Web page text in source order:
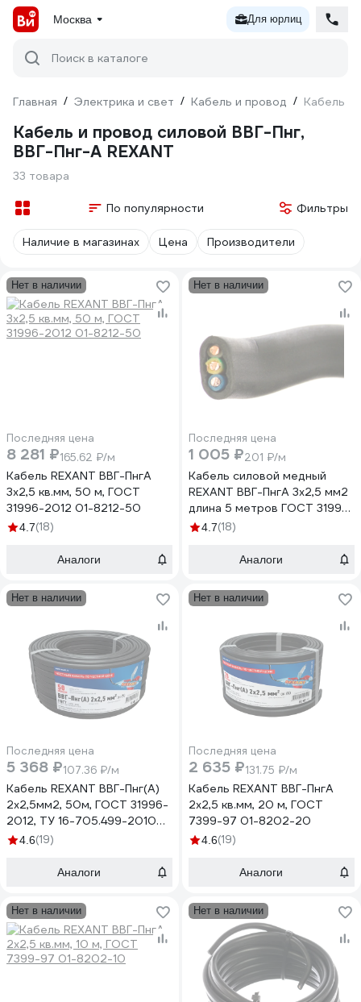
Москва Для юрлиц
Поиск в каталоге
Главная / Электрика и свет / Кабель и провод / Кабель и
Кабель и провод силовой ВВГ-Пнг,
ВВГ-Пнг-А REXANT
33 товара
По популярности Фильтры
Наличие в магазинах Цена Производители
Нет в наличии
Последняя цена
8 281 ₽165.62 ₽/м
Кабель REXANT ВВГ-ПнгА
3x2,5 кв.мм, 50 м, ГОСТ
31996-2012 01-8212-50
4.7(18)
Аналоги
Нет в наличии
Последняя цена
1 005 ₽201 ₽/м
Кабель силовой медный
REXANT ВВГ-ПнгА 3x2,5 мм2
длина 5 метров ГОСТ 31996-
2012 ТУ 16-705.499-2010
4.7(18)
Аналоги
Нет в наличии
Последняя цена
5 368 ₽107.36 ₽/м
Кабель REXANT ВВГ-Пнг(А)
2x2,5мм2, 50м, ГОСТ 31996-
2012, ТУ 16-705.499-2010
01-8202-50
4.6(19)
Аналоги
Нет в наличии
Последняя цена
2 635 ₽131.75 ₽/м
Кабель REXANT ВВГ-ПнгА
2x2,5 кв.мм, 20 м, ГОСТ
7399-97 01-8202-20
4.6(19)
Аналоги
Нет в наличии Нет в наличии